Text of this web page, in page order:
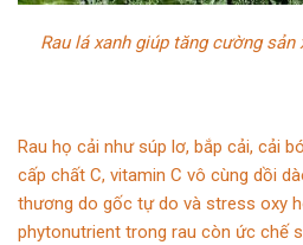
Rau lá xanh giúp tăng cường
Rau họ cải như súp lơ, bắp cải, cải
cấp chất C, vitamin C vô cùng dồi
thương do gốc tự do và stress oxy
phytonutrient trong rau còn ức chế